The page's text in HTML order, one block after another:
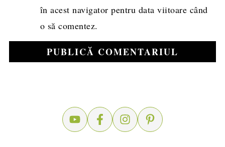
în acest navigator pentru data viitoare când
o să comentez.